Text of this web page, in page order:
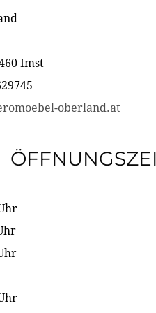
Imst
oberland.at